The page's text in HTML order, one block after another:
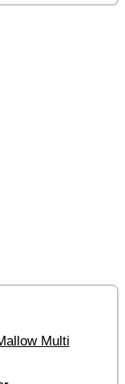
Multi